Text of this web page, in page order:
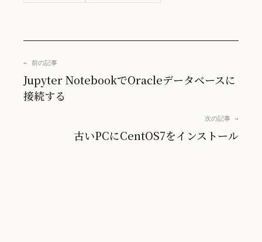
← 前の記事
Jupyter NotebookでOracleデータベースに
接続する
次の記事 →
古いPCにCentOS7をインストール